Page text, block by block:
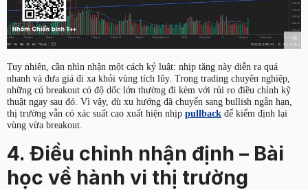
Tuy nhiên, cần nhìn nhận một cách kỷ luật: nhịp tăng này diễn ra quá
nhanh và đưa giá đi xa khỏi vùng tích lũy. Trong trading chuyên nghiệp,
những cú breakout có độ dốc lớn thường đi kèm với rủi ro điều chỉnh kỹ
thuật ngay sau đó. Vì vậy, dù xu hướng đã chuyển sang bullish ngắn hạn,
thị trường vẫn có xác suất cao xuất hiện nhịp pullback để kiểm định lại
vùng vừa breakout.
4. Điều chỉnh nhận định – Bài
học về hành vi thị trường